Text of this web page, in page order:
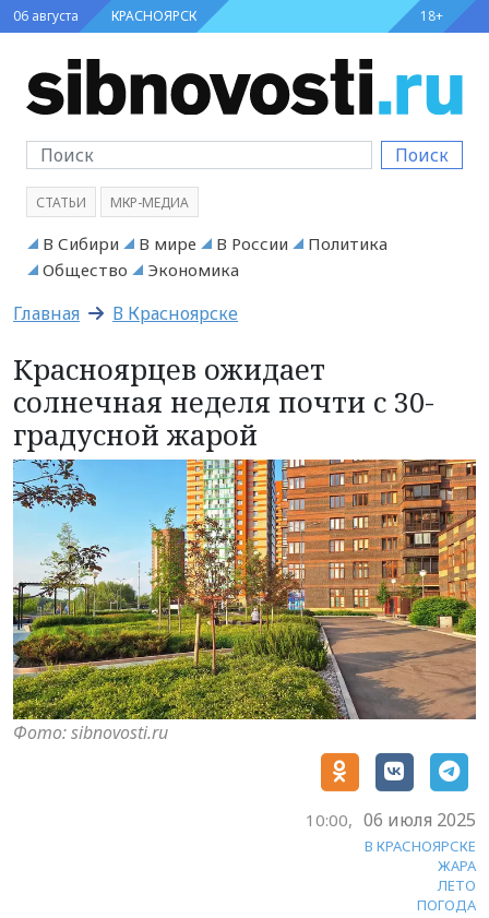
06 августа КРАСНОЯРСК 18+
Поиск
СТАТЬИ МКР-МЕДИА
В Сибири В мире В России
Политика
Общество
Экономика
Главная В Красноярске
Красноярцев ожидает
солнечная неделя почти с 30-
градусной жарой
Фото: sibnovosti.ru
10:00, 06 июля 2025
В КРАСНОЯРСКЕ
ЖАРА
ЛЕТО
ПОГОДА